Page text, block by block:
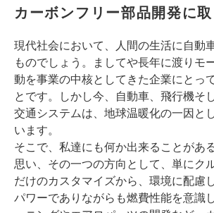
カーボンフリー部品開発に
現代社会において、人間の生活に自動
ものでしょう。ましてや長年に渡りモ
動を事業の中核としてきた企業にとっ
とです。しかし今、自動車、飛行機そ
交通システムは、地球温暖化の一因と
います。
そこで、私達にも何か出来ることがあ
思い、その一つの方向として、単にク
だけのカスタマイズから、環境に配慮
パワーでありながらも燃費性能を意識